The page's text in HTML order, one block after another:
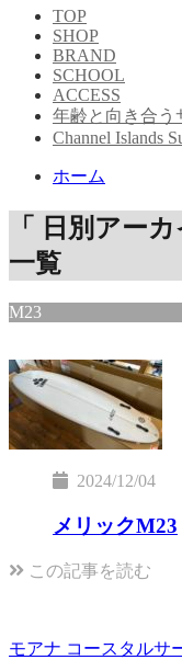
TOP
SHOP
BRAND
SCHOOL
ACCESS
年齢と向き合う
Channel Islands
ホーム
「 日別アー
一覧
M23
2024/12/04
メリックM23
この記事を読む
モアナ コースタルサ